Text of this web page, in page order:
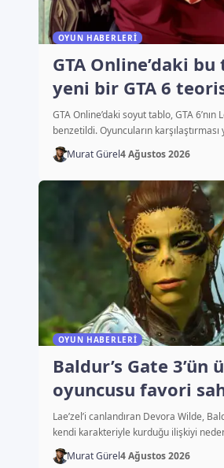
OYUN HABERLERI
GTA Online’daki
yeni bir GTA 6
başlattı
GTA Online’daki soyut tablo, GTA 6’nın
benzetildi. Oyuncuların
Murat Gürel4 Ağustos 2026
OYUN HABERLERI
Baldur’s Gate 3’ün
oyuncusu favori
açıkladı
Lae’zel’i canlandıran Devora Wilde,
kendi karakteriyle kurduğu ilişkiyi
Murat Gürel4 Ağustos 2026